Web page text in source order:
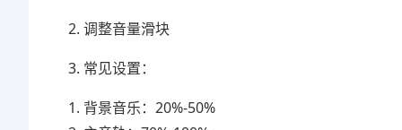
调整音量滑块
常见设置：
背景音乐：20%-50%